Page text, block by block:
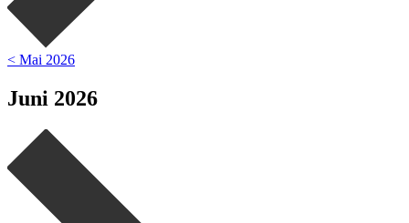
< Mai 2026
Juni 2026